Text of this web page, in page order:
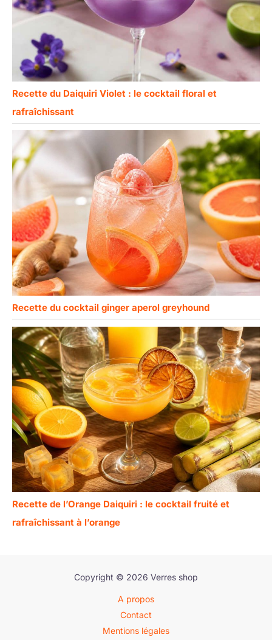
Recette du Daiquiri Violet : le cocktail floral et
rafraîchissant
Recette du cocktail ginger aperol greyhound
Recette de l’Orange Daiquiri : le cocktail fruité et
rafraîchissant à l’orange
Copyright © 2026 Verres shop
A propos
Contact
Mentions légales